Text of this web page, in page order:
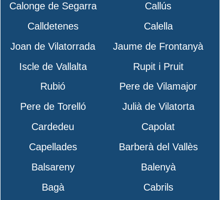
Calonge de Segarra
Callús
Calldetenes
Calella
Joan de Vilatorrada
Jaume de Frontanyà
Iscle de Vallalta
Rupit i Pruit
Rubió
Pere de Vilamajor
Pere de Torelló
Julià de Vilatorta
Cardedeu
Capolat
Capellades
Barberà del Vallès
Balsareny
Balenyà
Bagà
Cabrils